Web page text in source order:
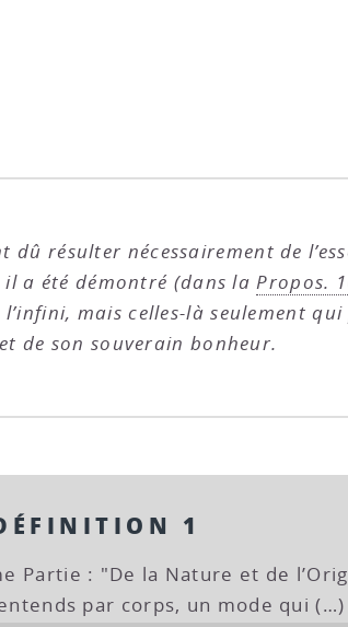
résulter nécessairement de
il a été démontré (dans laPropos.
mais celles-là seulement
de son souverain bonheur.
1
Partie : "De la Nature et de
par corps, un mode qui (…)